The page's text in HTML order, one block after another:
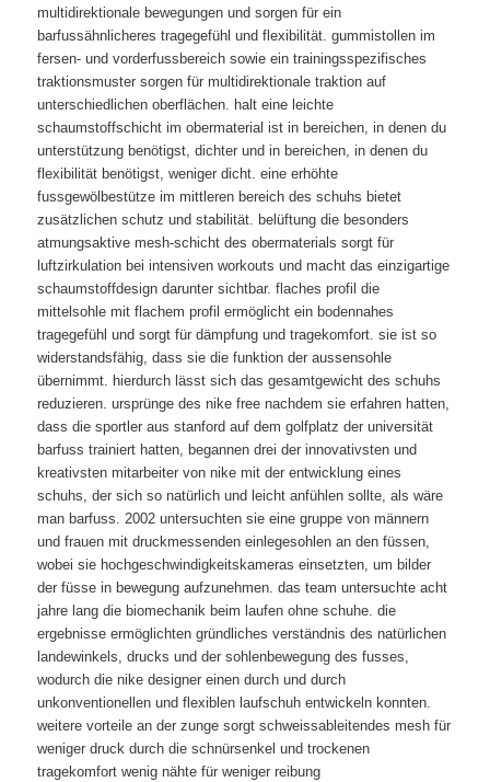
multidirektionale bewegungen und sorgen für ein
barfussähnlicheres tragegefühl und flexibilität. gummistollen im
fersen- und vorderfussbereich sowie ein trainingsspezifisches
traktionsmuster sorgen für multidirektionale traktion auf
unterschiedlichen oberflächen. halt eine leichte
schaumstoffschicht im obermaterial ist in bereichen, in denen du
unterstützung benötigst, dichter und in bereichen, in denen du
flexibilität benötigst, weniger dicht. eine erhöhte
fussgewölbestütze im mittleren bereich des schuhs bietet
zusätzlichen schutz und stabilität. belüftung die besonders
atmungsaktive mesh-schicht des obermaterials sorgt für
luftzirkulation bei intensiven workouts und macht das einzigartige
schaumstoffdesign darunter sichtbar. flaches profil die
mittelsohle mit flachem profil ermöglicht ein bodennahes
tragegefühl und sorgt für dämpfung und tragekomfort. sie ist so
widerstandsfähig, dass sie die funktion der aussensohle
übernimmt. hierdurch lässt sich das gesamtgewicht des schuhs
reduzieren. ursprünge des nike free nachdem sie erfahren hatten,
dass die sportler aus stanford auf dem golfplatz der universität
barfuss trainiert hatten, begannen drei der innovativsten und
kreativsten mitarbeiter von nike mit der entwicklung eines
schuhs, der sich so natürlich und leicht anfühlen sollte, als wäre
man barfuss. 2002 untersuchten sie eine gruppe von männern
und frauen mit druckmessenden einlegesohlen an den füssen,
wobei sie hochgeschwindigkeitskameras einsetzten, um bilder
der füsse in bewegung aufzunehmen. das team untersuchte acht
jahre lang die biomechanik beim laufen ohne schuhe. die
ergebnisse ermöglichten gründliches verständnis des natürlichen
landewinkels, drucks und der sohlenbewegung des fusses,
wodurch die nike designer einen durch und durch
unkonventionellen und flexiblen laufschuh entwickeln konnten.
weitere vorteile an der zunge sorgt schweissableitendes mesh für
weniger druck durch die schnürsenkel und trockenen
tragekomfort wenig nähte für weniger reibung